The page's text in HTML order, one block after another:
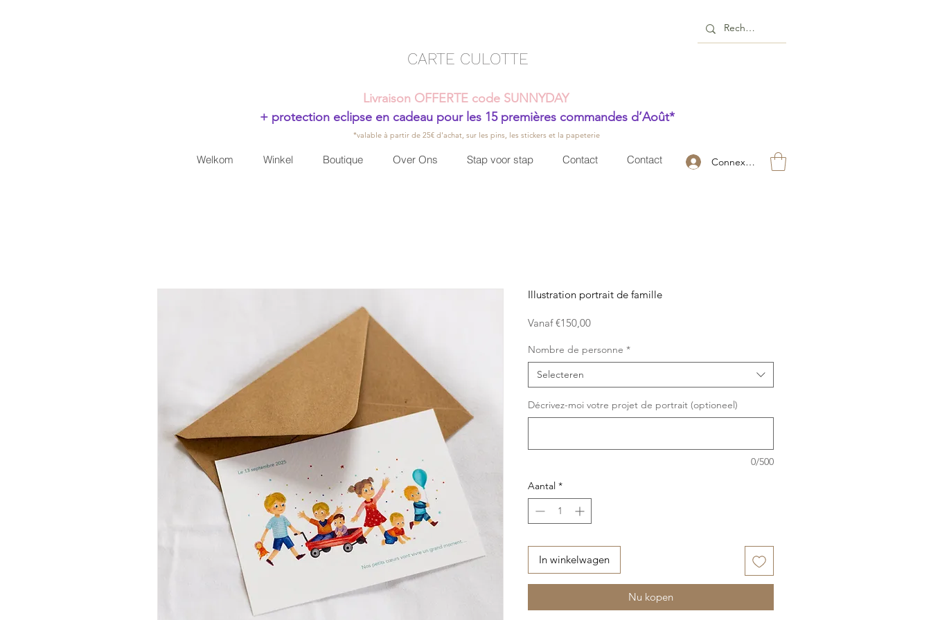
CARTE CULOTTE
Livraison OFFERTE code SUNNYDAY
+ protection eclipse en cadeau pour les 15 premières commandes d’Août*
*valable à partir de 25€ d'achat, sur les pins, les stickers et la papeterie
Welkom Winkel Boutique Over Ons Stap voor stap Contact Contact Connexion
Illustration portrait de famille
Vanaf€150,00Verkoopprijs
Nombre de personne *
Selecteren
Décrivez-moi votre projet de portrait (optioneel)
0/500
Aantal *
In winkelwagen
Nu kopen